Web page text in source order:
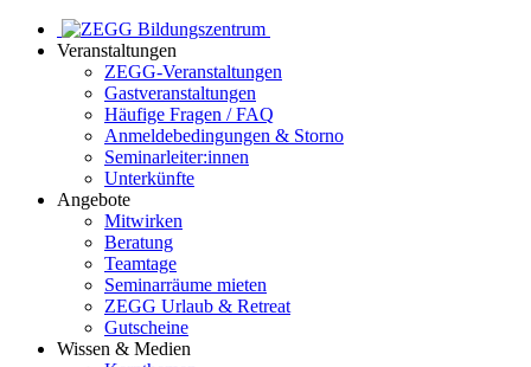
Veranstaltungen
ZEGG-Veranstaltungen
Gastveranstaltungen
Häufige Fragen / FAQ
Anmeldebedingungen & Storno
Seminarleiter:innen
Unterkünfte
Angebote
Mitwirken
Beratung
Teamtage
Seminarräume mieten
ZEGG Urlaub & Retreat
Gutscheine
Wissen & Medien